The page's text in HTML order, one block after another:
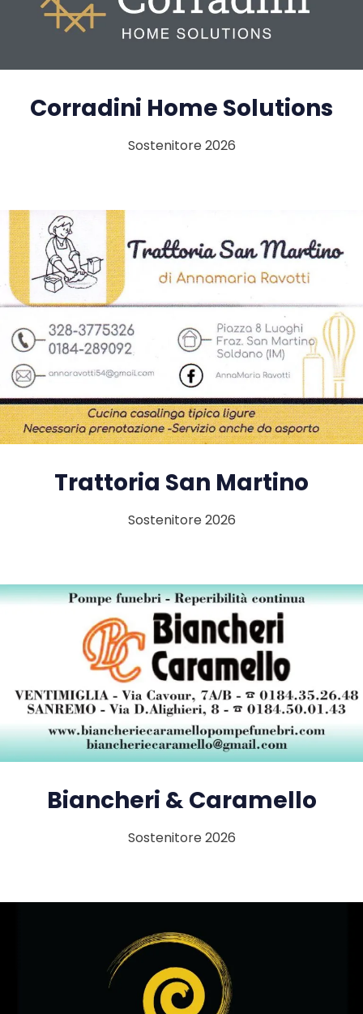
Corradini Home Solutions
Sostenitore 2026
Trattoria San Martino
Sostenitore 2026
Biancheri & Caramello
Sostenitore 2026